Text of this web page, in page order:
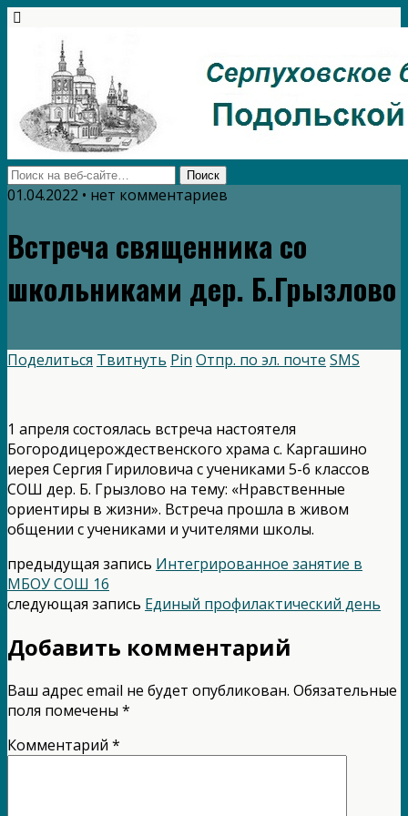
01.04.2022 • нет комментариев
Встреча священника со
школьниками дер. Б.Грызлово
Поделиться Твитнуть Pin Отпр. по эл. почте SMS
1 апреля состоялась встреча настоятеля
Богородицерождественского храма с. Каргашино
иерея Сергия Гириловича с учениками 5-6 классов
СОШ дер. Б. Грызлово на тему: «Нравственные
ориентиры в жизни». Встреча прошла в живом
общении с учениками и учителями школы.
предыдущая запись Интегрированное занятие в
МБОУ СОШ 16
следующая запись Единый профилактический день
Добавить комментарий
Ваш адрес email не будет опубликован. Обязательные
поля помечены *
Комментарий *